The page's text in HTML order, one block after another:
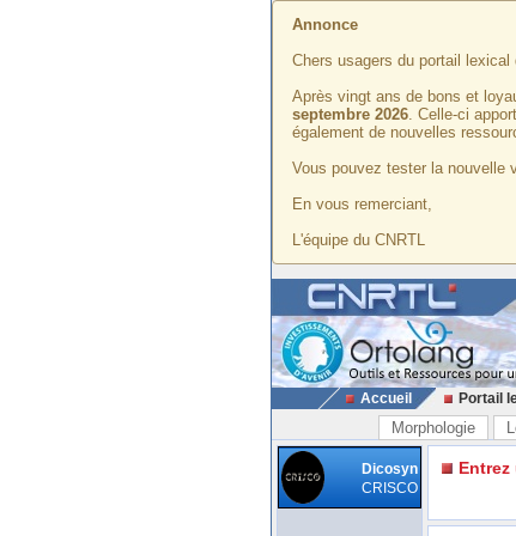
Annonce
Chers usagers du portail lexical
Après vingt ans de bons et
septembre 2026. Celle-ci
également de nouvelles
Vous pouvez tester la nouvelle
En vous remerciant,
L'équipe du CNRTL
Accueil Portail
Morphologie
Dicosyn
CRISCO
Entrez